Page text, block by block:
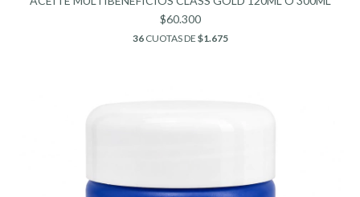
$60.300
36CUOTAS DE $1.675